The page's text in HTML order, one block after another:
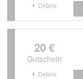
Details
20 €
Gutschein
Details